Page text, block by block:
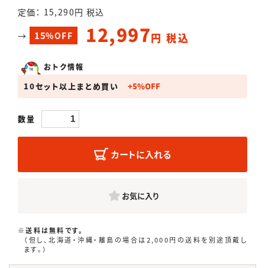
定価： 15,290円 税込
→
15%OFF 12,997円 税込
おトク情報
10セット以上まとめ買い +5%OFF
数量
カートに入れる
お気に入り
※送料は無料です。
（但し、北海道・沖縄・離島の場合は2,000円の送料を別途頂戴し
ます。）